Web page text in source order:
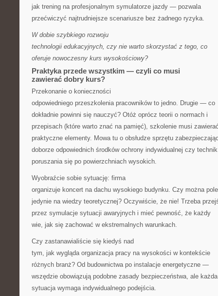
jak trening na profesjonalnym symulatorze jazdy — pozwala
przećwiczyć najtrudniejsze scenariusze bez żadnego ryzyka.
W dobie szybkiego rozwoju
technologii edukacyjnych, czy nie warto skorzystać z tego, co
oferuje nowoczesny kurs wysokościowy?
Praktyka przede wszystkim — czyli co musi
zawierać dobry kurs?
Przekonanie o konieczności
odpowiedniego przeszkolenia pracowników to jedno. Drugie — co
dokładnie powinni się nauczyć? Otóż oprócz teorii o normach i
przepisach (które warto znać na pamięć), szkolenie musi
praktyczne elementy. Mowa tu o obsłudze sprzętu
doborze odpowiednich środków ochrony indywidualnej czy technik
poruszania się po powierzchniach wysokich.
Wyobraźcie sobie sytuację: firma
organizuje koncert na dachu wysokiego budynku. Czy można
jedynie na wiedzy teoretycznej? Oczywiście, że nie! Trzeba
przez symulacje sytuacji awaryjnych i mieć pewność, że każdy
wie, jak się zachować w ekstremalnych warunkach.
Czy zastanawialiście się kiedyś nad
tym, jak wygląda organizacja pracy na wysokości w kontekście
różnych branż? Od budownictwa po instalacje energetyczne —
wszędzie obowiązują podobne zasady bezpieczeństwa, ale każda
sytuacja wymaga indywidualnego podejścia.